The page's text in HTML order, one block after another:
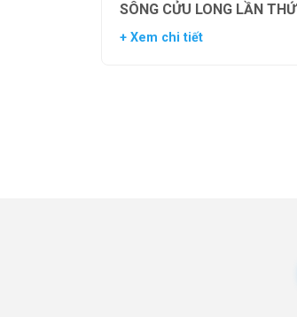
SÔNG CỬU LONG LẦN THỨ
NHẤT
+ Xem chi tiết